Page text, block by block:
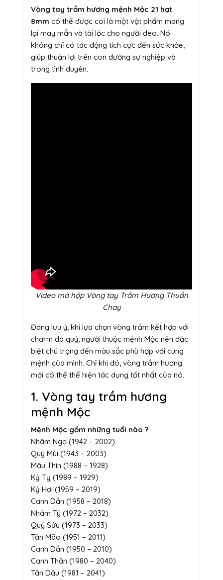
Vòng tay trầm hương mệnh Mộc 21 hạt
8mm có thể được coi là một vật phẩm mang
lại may mắn và tài lộc cho người đeo. Nó
không chỉ có tác động tích cực đến sức khỏe,
giúp thuận lợi trên con đường sự nghiệp và
trong tình duyên.
Video mở hộp Vòng tay Trầm Hương Thuần
Chay
Đáng lưu ý, khi lựa chọn vòng trầm kết hợp với
charm đá quý, người thuộc mệnh Mộc nên đặc
biệt chú trọng đến màu sắc phù hợp với cung
mệnh của mình. Chỉ khi đó, vòng trầm hương
mới có thể thể hiện tác dụng tốt nhất của nó.
1. Vòng tay trầm hương
mệnh Mộc
Mệnh Mộc gồm những tuổi nào ?
Nhâm Ngọ (1942 – 2002)
Quý Mùi (1943 – 2003)
Mậu Thìn (1988 – 1928)
Kỷ Tỵ (1989 – 1929)
Kỷ Hợi (1959 – 2019)
Canh Dần (1958 – 2018)
Nhâm Tý (1972 – 2032)
Quý Sửu (1973 – 2033)
Tân Mão (1951 – 2011)
Canh Dần (1950 – 2010)
Canh Thân (1980 – 2040)
Tân Dậu (1981 – 2041)